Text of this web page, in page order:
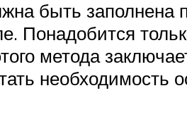
быть заполнена
Понадобится
метода
необходимость